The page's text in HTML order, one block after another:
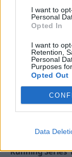
I want to
Personal
Opted In
I want to
Retention,
Personal
Purposes
Opted Out
Data
Running Sèries